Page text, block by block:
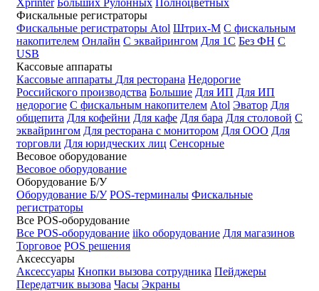
Xprinter Больших Рулонных Полноцветных
Фискальные регистраторы
Фискальные регистраторы Atol Штрих-М С фискальным
накопителем Онлайн С эквайрингом Для 1С Без ФН С
USB
Кассовые аппараты
Кассовые аппараты Для ресторана Недорогие
Российского производства Большие Для ИП Для ИП
недорогие С фискальным накопителем Atol Эватор Для
общепита Для кофейни Для кафе Для бара Для столовой С
эквайрингом Для ресторана с монитором Для ООО Для
торговли Для юридческих лиц Сенсорные
Весовое оборудование
Весовое оборудование
Оборудование Б/У
Оборудование Б/У POS-терминалы Фискальные
регистраторы
Все POS-оборудование
Все POS-оборудование iiko оборудование Для магазинов
Торговое POS решения
Аксессуары
Аксессуары Кнопки вызова сотрудника Пейджеры
Передатчик вызова Часы Экраны